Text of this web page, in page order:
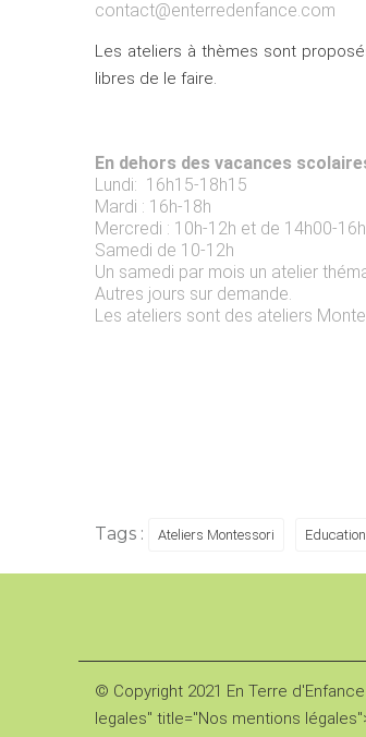
contact@enterredenfance.com
Les ateliers à thèmes sont
libres de le faire.
En dehors des vacances
Lundi: 16h15-18h15
Mardi : 16h-18h
Mercredi : 10h-12h et de 14h00-
Samedi de 10-12h
Un samedi par mois un atelier
Autres jours sur demande.
Les ateliers sont des ateliers
Tags : Ateliers Montessori
© Copyright 2021 En Terre
legales" title="Nos mentions